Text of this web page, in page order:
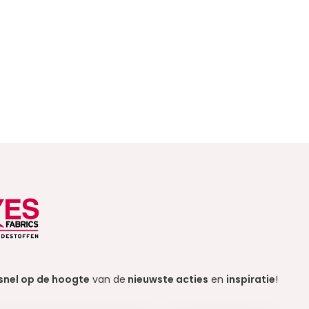
op de hoogte van de nieuwste acties en inspiratie!